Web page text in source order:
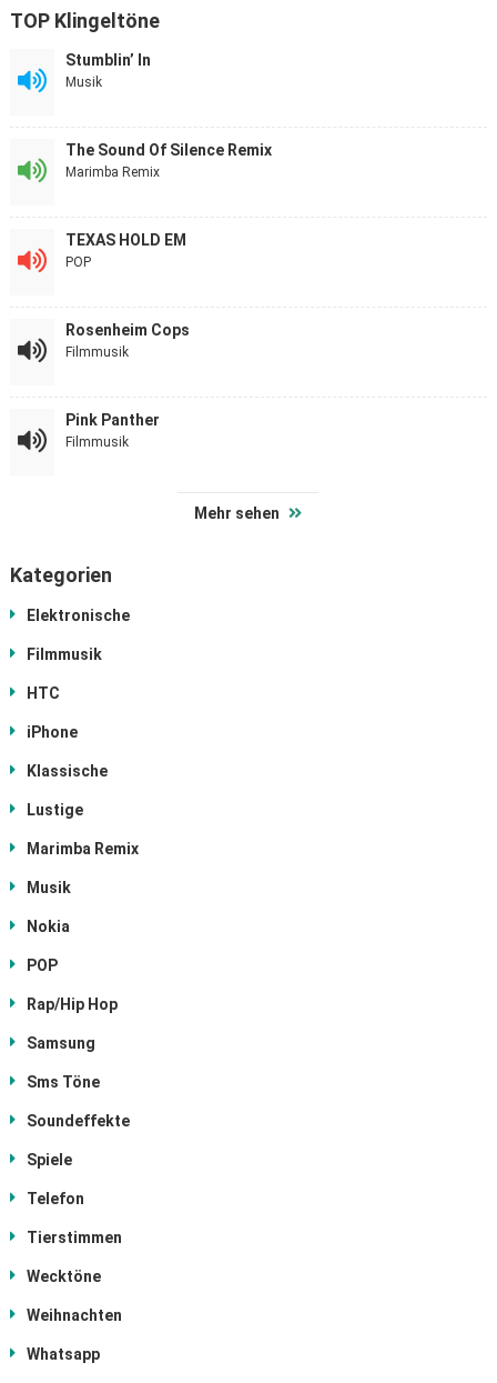
TOP Klingeltöne
Stumblin’ In
Musik
The Sound Of Silence Remix
Marimba Remix
TEXAS HOLD EM
POP
Rosenheim Cops
Filmmusik
Pink Panther
Filmmusik
Mehr sehen
Kategorien
Elektronische
Filmmusik
HTC
iPhone
Klassische
Lustige
Marimba Remix
Musik
Nokia
POP
Rap/Hip Hop
Samsung
Sms Töne
Soundeffekte
Spiele
Telefon
Tierstimmen
Wecktöne
Weihnachten
Whatsapp